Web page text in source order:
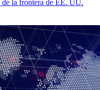
de la frontera de EE. UU.